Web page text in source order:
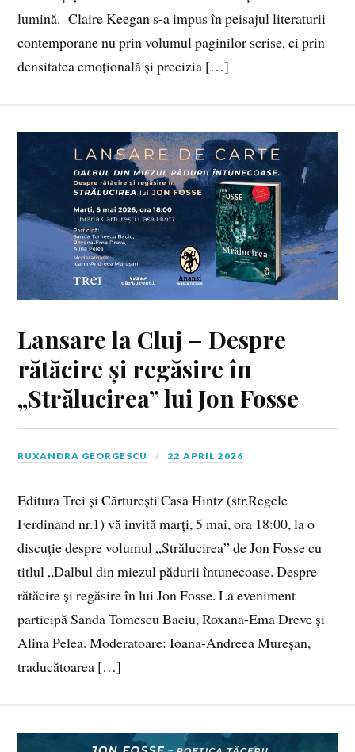
lumină. Claire Keegan s-a impus în peisajul literaturii
contemporane nu prin volumul paginilor scrise, ci prin
densitatea emoțională și precizia […]
Lansare la Cluj – Despre
rătăcire și regăsire în
„Strălucirea” lui Jon Fosse
RUXANDRA GEORGESCU 22 APRIL 2026
Editura Trei și Cărturești Casa Hintz (str.Regele
Ferdinand nr.1) vă invită marți, 5 mai, ora 18:00, la o
discuție despre volumul „Strălucirea” de Jon Fosse cu
titlul „Dalbul din miezul pădurii întunecoase. Despre
rătăcire și regăsire în lui Jon Fosse. La eveniment
participă Sanda Tomescu Baciu, Roxana-Ema Dreve și
Alina Pelea. Moderatoare: Ioana-Andreea Mureșan,
traducătoarea […]